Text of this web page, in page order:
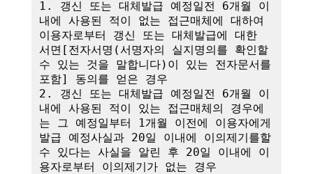
1. 갱신 또는 대체발급 예정일전 6개월 이
내에 사용된 적이 없는 접근매체에 대하여
이용자로부터 갱신 또는 대체발급에 대한
서면[전자서명(서명자의 실지명의를 확인할
수 있는 것을 말합니다)이 있는 전자문서를
포함] 동의를 얻은 경우
2. 갱신 또는 대체발급 예정일전 6개월 이
내에 사용된 적이 있는 접근매체의 경우에
는 그 예정일부터 1개월 이전에 이용자에게
발급 예정사실과 20일 이내에 이의제기를할
수 있다는 사실을 알린 후 20일 이내에 이
용자로부터 이의제기가 없는 경우